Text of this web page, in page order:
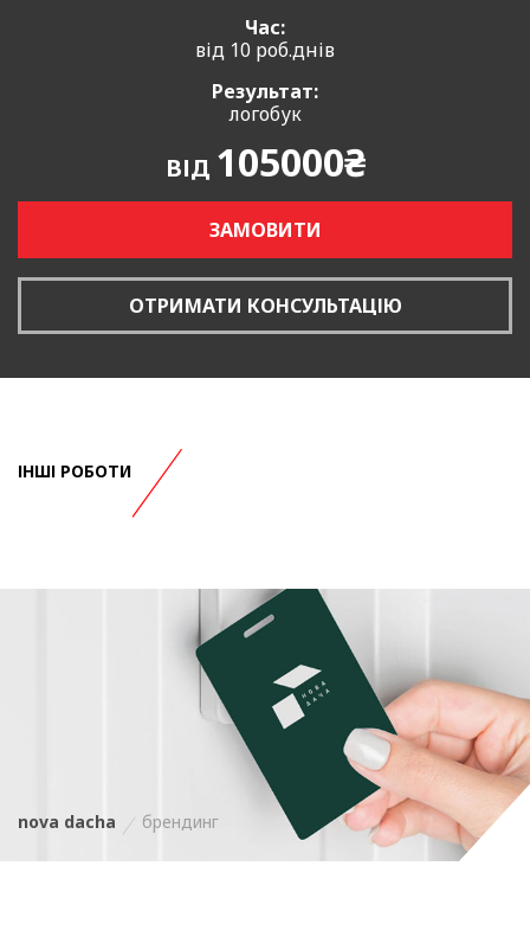
Час:
від 10 роб.днів
Результат:
логобук
ВІД 105000₴
ЗАМОВИТИ
ОТРИМАТИ КОНСУЛЬТАЦІЮ
ІНШІ РОБОТИ
nova dacha брендинг